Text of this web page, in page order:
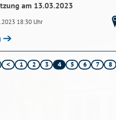
am 13.03.2023
18:30 Uhr
1 2 3 4 5 6 7 8